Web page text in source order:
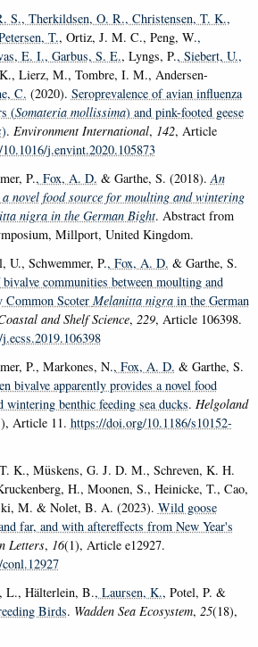
S., Therkildsen, O. R., Christensen, T. K.,
T., Ortiz, J. M. C., Peng, W.,
E. I., Garbus, S. E., Lyngs, P., Siebert, U.,
Lierz, M., Tombre, I. M., Andersen-
C. (2020). Seroprevalence of avian influenza
(Somateria mollissima) and pink-footed geese
). Environment International, 142, Article
j.envint.2020.105873
P., Fox, A. D. & Garthe, S. (2018).An
novel food source for moulting and wintering
nigrain the German Bight. Abstract from
Millport, United Kingdom.
U., Schwemmer, P., Fox, A. D. & Garthe, S.
communities between moulting and
Common Scoter Melanitta nigrain the German
and Shelf Science, 229, Article 106398.
P., Markones, N., Fox, A. D. & Garthe, S.
bivalve apparently provides a novel food
benthic feeding sea ducks. Helgoland
Article 11. https://doi.org/10.1186/s10152-
K., Müskens, G. J. D. M., Schreven, K. H.
H., Moonen, S., Heinicke, T., Cao,
M. & Nolet, B. A. (2023). Wild goose
far, and with aftereffects from New Year's
Letters, 16(1), Article e12927.
L., Hälterlein, B., Laursen, K., Potel, P. &
Birds. Wadden Sea Ecosystem, 25(18),